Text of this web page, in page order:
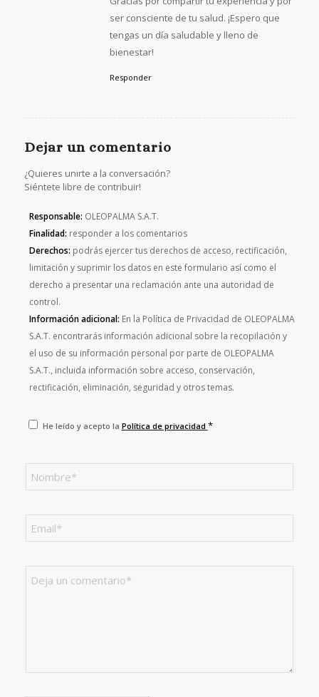
ser consciente de tu salud. ¡Espero que
tengas un día saludable y lleno de
bienestar!
Responder
Dejar un comentario
¿Quieres unirte a la conversación?
Siéntete libre de contribuir!
Responsable: OLEOPALMA S.A.T.
Finalidad: responder a los comentarios
Derechos: podrás ejercer tus derechos de acceso, rectificación,
limitación y suprimir los datos en este formulario así como el
derecho a presentar una reclamación ante una autoridad de
control.
Información adicional: En la Política de Privacidad de OLEOPALMA
S.A.T. encontrarás información adicional sobre la recopilación y
el uso de su información personal por parte de OLEOPALMA
S.A.T., incluida información sobre acceso, conservación,
rectificación, eliminación, seguridad y otros temas.
He leído y acepto la Política de privacidad *